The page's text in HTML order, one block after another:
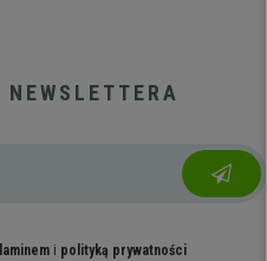
i polityką prywatności